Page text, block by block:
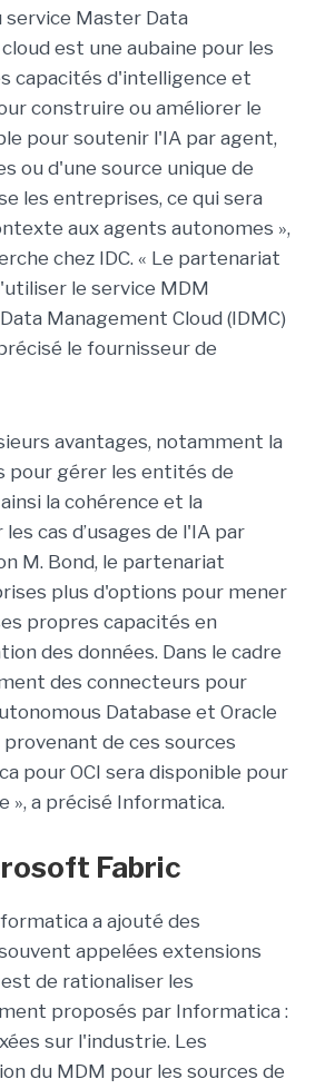
service Master Data
est une aubaine pour les
capacités d'intelligence et
construire ou améliorer le
pour soutenir l'IA par agent,
ou d'une source unique de
les entreprises, ce qui sera
aux agents autonomes »,
chez IDC. « Le partenariat
le service MDM
Management Cloud (IDMC)
le fournisseur de
avantages, notamment la
pour gérer les entités de
la cohérence et la
cas d’usages de l'IA par
M. Bond, le partenariat
plus d'options pour mener
propres capacités en
des données. Dans le cadre
des connecteurs pour
Database et Oracle
de ces sources
pour OCI sera disponible pour
», a précisé Informatica.
Fabric
a ajouté des
appelées extensions
de rationaliser les
proposés par Informatica :
sur l'industrie. Les
du MDM pour les sources de